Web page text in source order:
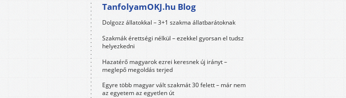
TanfolyamOKJ.hu Blog
Dolgozz állatokkal – 3+1 szakma állatbarátoknak
Szakmák érettségi nélkül – ezekkel gyorsan el tudsz
helyezkedni
Hazatérő magyarok ezrei keresnek új irányt –
meglepő megoldás terjed
Egyre több magyar vált szakmát 30 felett – már nem
az egyetem az egyetlen út